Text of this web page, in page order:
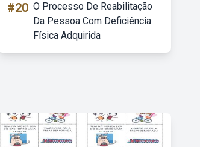
#20 O Processo De Reabilitação
Da Pessoa Com Deficiência
Física Adquirida